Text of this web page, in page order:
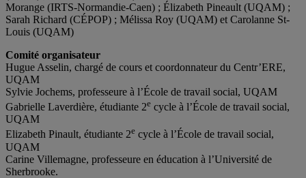
Morange (IRTS-Normandie-Caen) ; Élizabeth Pineault (UQAM) ;
Sarah Richard (CÉPOP) ; Mélissa Roy (UQAM) et Carolanne St-
Louis (UQAM)
Comité organisateur
Hugue Asselin, chargé de cours et coordonnateur du Centr’ERE,
UQAM
Sylvie Jochems, professeure à l’École de travail social, UQAM
Gabrielle Laverdière, étudiante 2e cycle à l’École de travail social,
UQAM
Elizabeth Pinault, étudiante 2e cycle à l’École de travail social,
UQAM
Carine Villemagne, professeure en éducation à l’Université de
Sherbrooke.